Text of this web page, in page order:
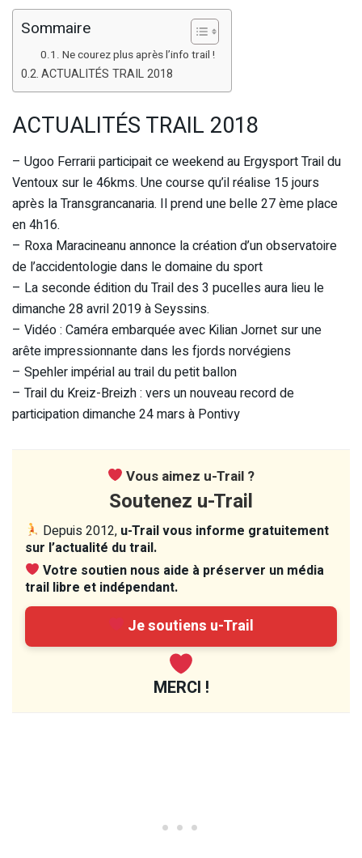
Sommaire
Ne courez plus après l’info trail !
ACTUALITÉS TRAIL 2018
ACTUALITÉS TRAIL 2018
– Ugoo Ferrarii participait ce weekend au Ergysport Trail du
Ventoux sur le 46kms. Une course qu’il réalise 15 jours
après la Transgrancanaria. Il prend une belle 27 ème place
en 4h16.
– Roxa Maracineanu annonce la création d’un observatoire
de l’accidentologie dans le domaine du sport
– La seconde édition du Trail des 3 pucelles aura lieu le
dimanche 28 avril 2019 à Seyssins.
– Vidéo : Caméra embarquée avec Kilian Jornet sur une
arête impressionnante dans les fjords norvégiens
– Spehler impérial au trail du petit ballon
– Trail du Kreiz-Breizh : vers un nouveau record de
participation dimanche 24 mars à Pontivy
Vous aimez u-Trail ?
Soutenez u-Trail
Depuis 2012, u-Trail vous informe gratuitement
sur l’actualité du trail.
Votre soutien nous aide à préserver un média
trail libre et indépendant.
Je soutiens u-Trail
MERCI !